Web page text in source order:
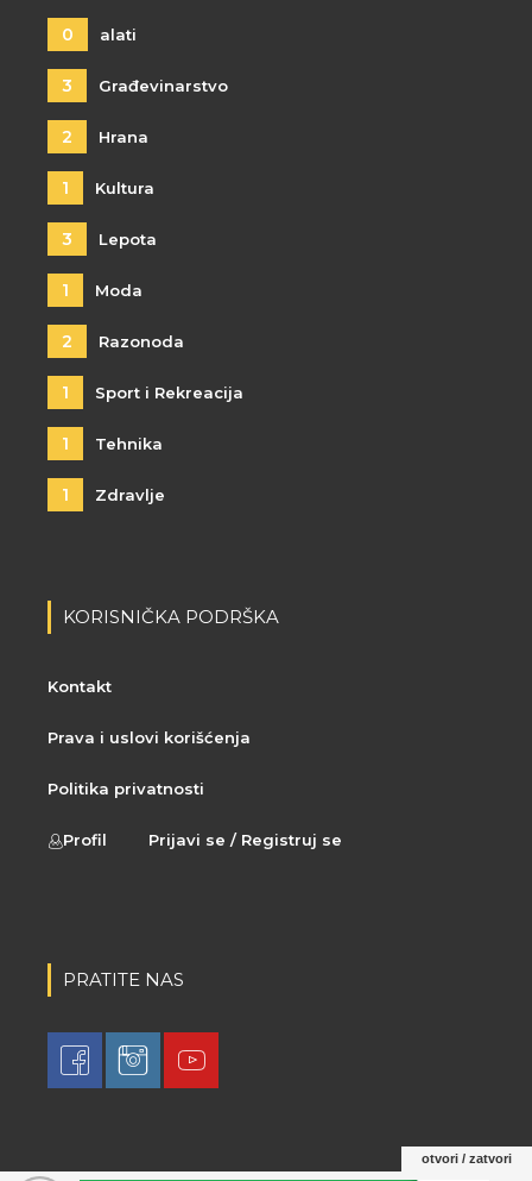
0 alati
3 Građevinarstvo
2 Hrana
1 Kultura
3 Lepota
1 Moda
2 Razonoda
1 Sport i Rekreacija
1 Tehnika
1 Zdravlje
KORISNIČKA PODRŠKA
Kontakt
Prava i uslovi korišćenja
Politika privatnosti
Profil Prijavi se / Registruj se
PRATITE NAS
© 2021 LovaLova. All rights reserved.
otvori / zatvori